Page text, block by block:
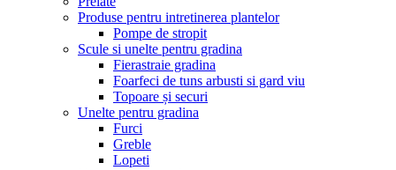
Produse pentru intretinerea plantelor
Pompe de stropit
Scule si unelte pentru gradina
Fierastraie gradina
Foarfeci de tuns arbusti si gard viu
Topoare și securi
Unelte pentru gradina
Furci
Greble
Lopeti